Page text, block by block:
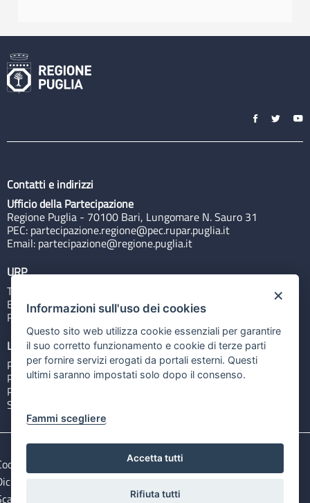
Contatti e indirizzi
Ufficio della Partecipazione
Regione Puglia - 70100 Bari, Lungomare N. Sauro 31
PEC: partecipazione.regione@pec.rupar.puglia.it
Email: partecipazione@regione.puglia.it
URP
Tel: 800713939
Email:quiregione@regione.puglia.it
Rubrica
Link utili
Portale Istituzionale
PO FESR Puglia 2014-2020
PSR Puglia 2014-2020
Sistema Puglia
e privacy
Note legali
di accessibilità
i file Open Data
×
Informazioni sull'uso dei cookies
Questo sito web utilizza cookie essenziali per garantire
il suo corretto funzionamento e cookie di terze parti
per fornire servizi erogati da portali esterni. Questi
ultimi saranno impostati solo dopo il consenso.
Fammi scegliere
Accetta tutti
Rifiuta tutti